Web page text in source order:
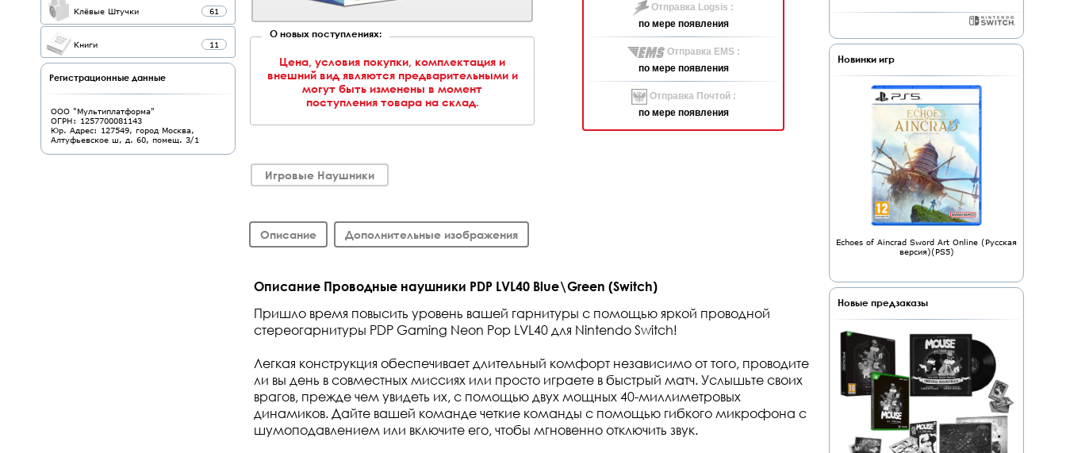
Клёвые Штучки 61
Книги 11
Регистрационные данные
ООО "Мультиплатформа"
ОГРН: 1257700081143
Юр. Адрес: 127549, город Москва,
Алтуфьевское ш, д. 60, помещ. 3/1
О новых поступлениях:
Цена, условия покупки, комплектация и
внешний вид являются предварительными и
могут быть изменены в момент
поступления товара на склад.
Отправка Logsis :
по мере появления
Отправка EMS :
по мере появления
Отправка Почтой :
по мере появления
Игровые Наушники
Описание Дополнительные изображения
Описание Проводные наушники PDP LVL40 Blue\Green (Switch)
Пришло время повысить уровень вашей гарнитуры с помощью яркой проводной
стереогарнитуры PDP Gaming Neon Pop LVL40 для Nintendo Switch!
Легкая конструкция обеспечивает длительный комфорт независимо от того, проводите
ли вы день в совместных миссиях или просто играете в быстрый матч. Услышьте своих
врагов, прежде чем увидеть их, с помощью двух мощных 40-миллиметровых
динамиков. Дайте вашей команде четкие команды с помощью гибкого микрофона с
шумоподавлением или включите его, чтобы мгновенно отключить звук.
Новинки игр
Echoes of Aincrad Sword Art Online (Русская
версия)(PS5)
Новые предзаказы